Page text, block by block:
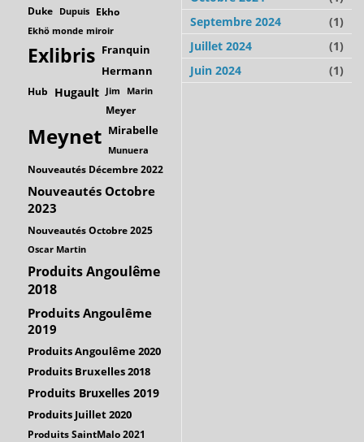
Duke Dupuis Ekho
Ekhö monde miroir
Exlibris Franquin
Hermann
Hub Hugault Jim Marin
Meyer
Meynet Mirabelle
Munuera
Nouveautés Décembre 2022
Nouveautés Octobre
2023
Nouveautés Octobre 2025
Oscar Martin
Produits Angoulême
2018
Produits Angoulême
2019
Produits Angoulême 2020
Produits Bruxelles 2018
Produits Bruxelles 2019
Produits Juillet 2020
Produits SaintMalo 2021
Septembre 2024
(1)
Juillet 2024
(1)
Juin 2024
(1)